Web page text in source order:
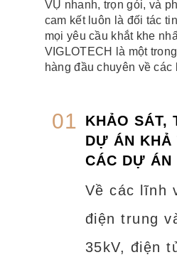
VỤ nhanh, trọn gói, và
cam kết luôn là đối tác
mọi yêu cầu khắt khe
VIGLOTECH là một
hàng đầu chuyên về các
01
KHẢO SÁT,
DỰ ÁN KHẢ
CÁC DỰ ÁN
Về các lĩnh
điện trung
35kV, điện